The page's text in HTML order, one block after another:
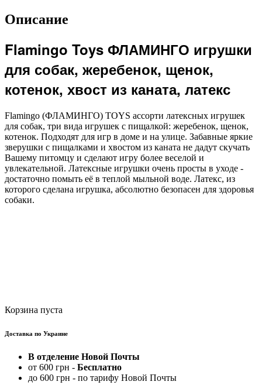
Описание
Flamingo Toys ФЛАМИНГО игрушки
для собак, жеребенок, щенок,
котенок, хвост из каната, латекс
Flamingo (ФЛАМИНГО) TOYS ассорти латексных игрушек
для собак, три вида игрушек с пищалкой: жеребенок, щенок,
котенок. Подходят для игр в доме и на улице. Забавные яркие
зверушки с пищалками и хвостом из каната не дадут скучать
Вашему питомцу и сделают игру более веселой и
увлекательной. Латексные игрушки очень просты в уходе -
достаточно помыть её в теплой мыльной воде. Латекс, из
которого сделана игрушка, абсолютно безопасен для здоровья
собаки.
Корзина пуста
Доставка по Украине
В отделение Новой Почты
от 600 грн - Бесплатно
до 600 грн - по тарифу Новой Почты